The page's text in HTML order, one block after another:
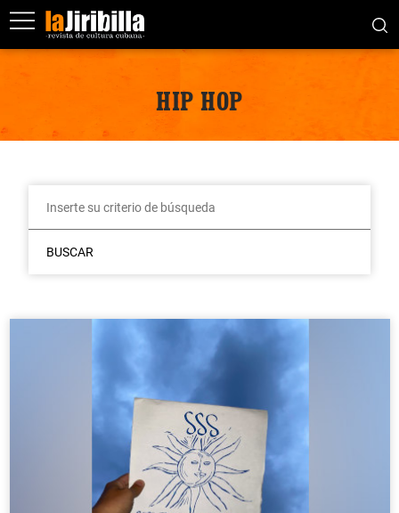
HIP HOP
BUSCAR